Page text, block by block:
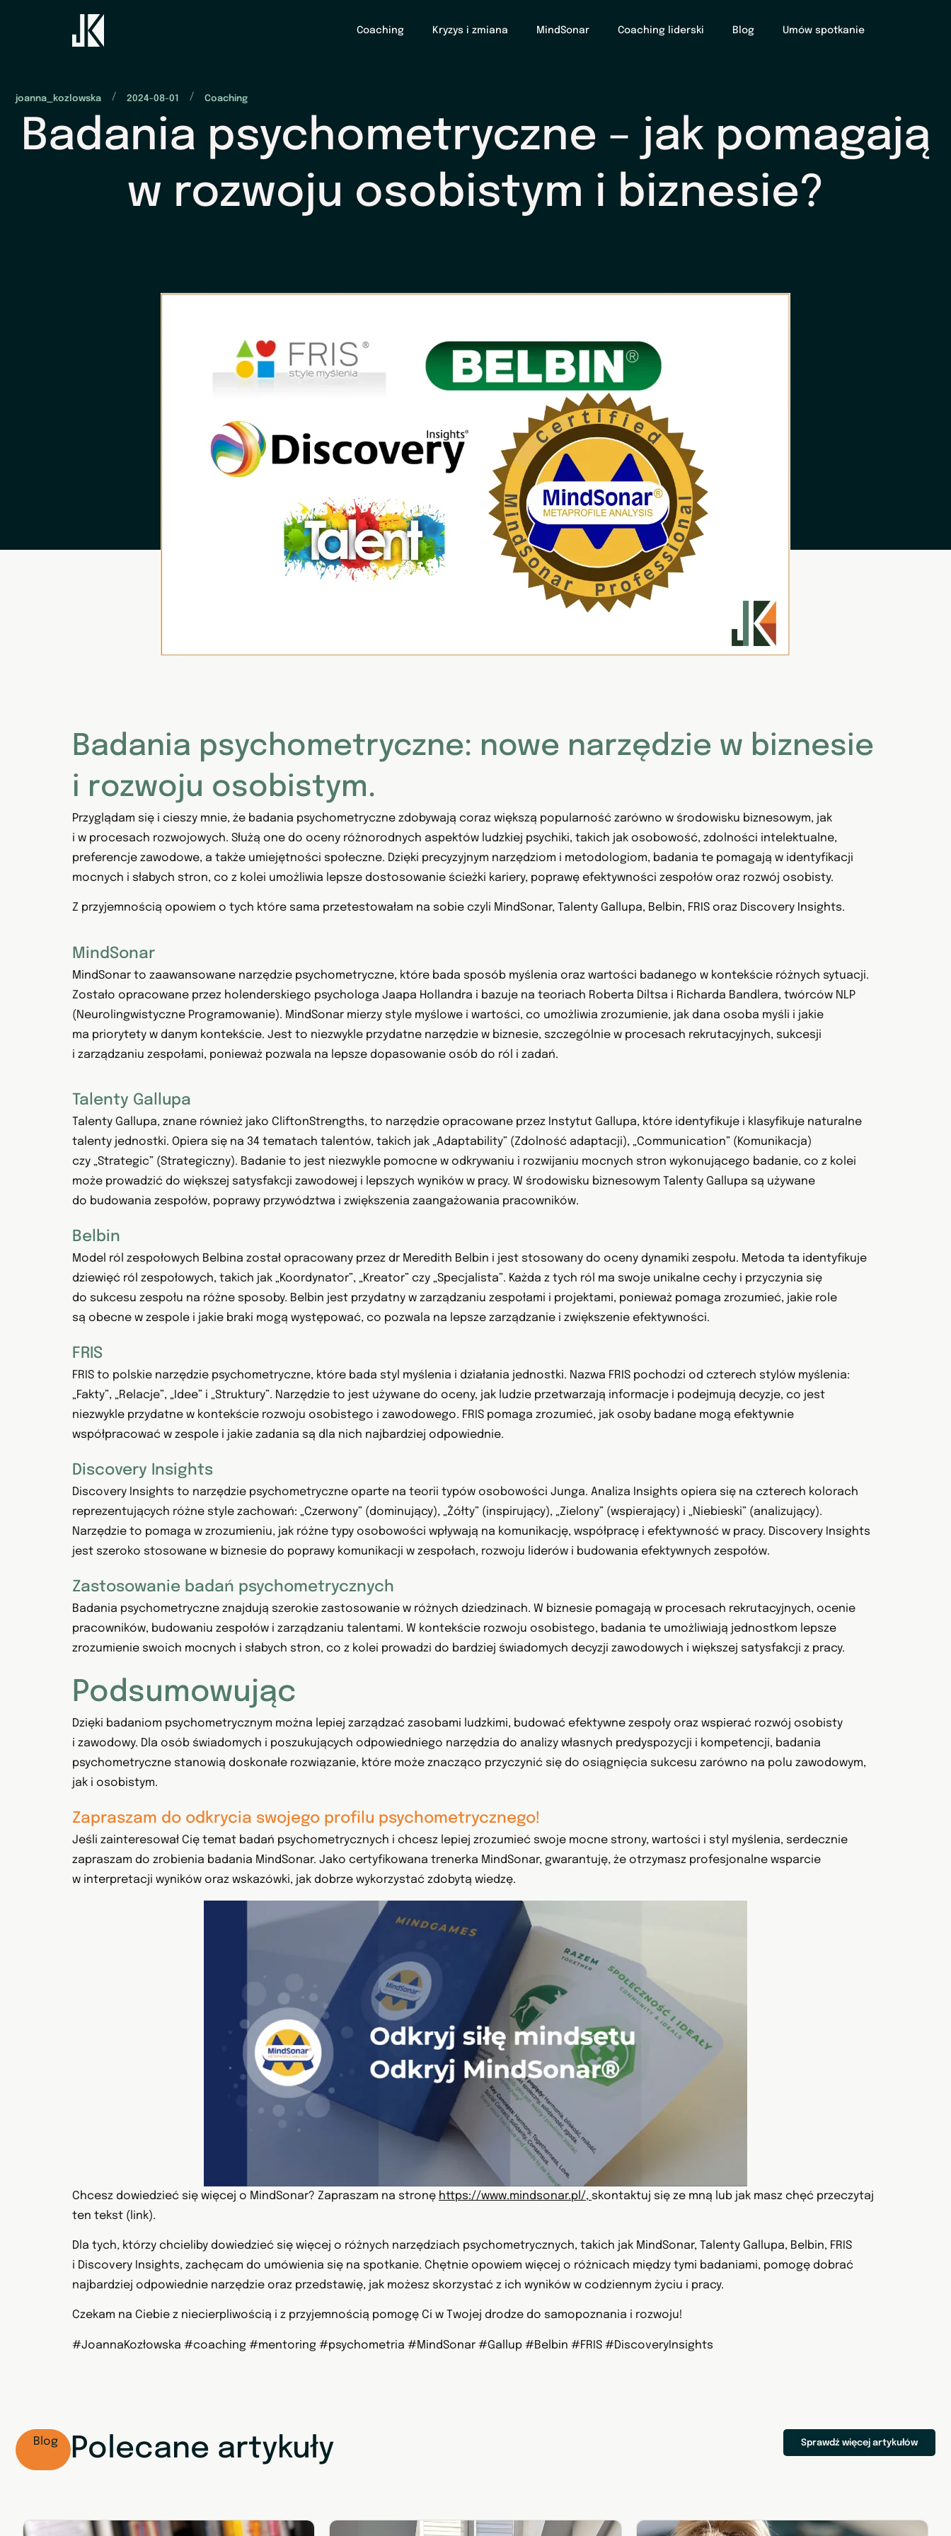
Coaching Kryzys i zmiana MindSonar Coaching liderski Blog Umów spotkanie
joanna_kozlowska / 2024-08-01 / Coaching
Badania psychometryczne – jak pomagają
w rozwoju osobistym i biznesie?
Badania psychometryczne: nowe narzędzie w biznesie
i rozwoju osobistym.
Przyglądam się i cieszy mnie, że badania psychometryczne zdobywają coraz większą popularność zarówno w środowisku biznesowym, jak
i w procesach rozwojowych. Służą one do oceny różnorodnych aspektów ludzkiej psychiki, takich jak osobowość, zdolności intelektualne,
preferencje zawodowe, a także umiejętności społeczne. Dzięki precyzyjnym narzędziom i metodologiom, badania te pomagają w identyfikacji
mocnych i słabych stron, co z kolei umożliwia lepsze dostosowanie ścieżki kariery, poprawę efektywności zespołów oraz rozwój osobisty.
Z przyjemnością opowiem o tych które sama przetestowałam na sobie czyli MindSonar, Talenty Gallupa, Belbin, FRIS oraz Discovery Insights.
MindSonar
MindSonar to zaawansowane narzędzie psychometryczne, które bada sposób myślenia oraz wartości badanego w kontekście różnych sytuacji.
Zostało opracowane przez holenderskiego psychologa Jaapa Hollandra i bazuje na teoriach Roberta Diltsa i Richarda Bandlera, twórców NLP
(Neurolingwistyczne Programowanie). MindSonar mierzy style myślowe i wartości, co umożliwia zrozumienie, jak dana osoba myśli i jakie
ma priorytety w danym kontekście. Jest to niezwykle przydatne narzędzie w biznesie, szczególnie w procesach rekrutacyjnych, sukcesji
i zarządzaniu zespołami, ponieważ pozwala na lepsze dopasowanie osób do ról i zadań.
Talenty Gallupa
Talenty Gallupa, znane również jako CliftonStrengths, to narzędzie opracowane przez Instytut Gallupa, które identyfikuje i klasyfikuje naturalne
talenty jednostki. Opiera się na 34 tematach talentów, takich jak „Adaptability” (Zdolność adaptacji), „Communication” (Komunikacja)
czy „Strategic” (Strategiczny). Badanie to jest niezwykle pomocne w odkrywaniu i rozwijaniu mocnych stron wykonującego badanie, co z kolei
może prowadzić do większej satysfakcji zawodowej i lepszych wyników w pracy. W środowisku biznesowym Talenty Gallupa są używane
do budowania zespołów, poprawy przywództwa i zwiększenia zaangażowania pracowników.
Belbin
Model ról zespołowych Belbina został opracowany przez dr Meredith Belbin i jest stosowany do oceny dynamiki zespołu. Metoda ta identyfikuje
dziewięć ról zespołowych, takich jak „Koordynator”, „Kreator” czy „Specjalista”. Każda z tych ról ma swoje unikalne cechy i przyczynia się
do sukcesu zespołu na różne sposoby. Belbin jest przydatny w zarządzaniu zespołami i projektami, ponieważ pomaga zrozumieć, jakie role
są obecne w zespole i jakie braki mogą występować, co pozwala na lepsze zarządzanie i zwiększenie efektywności.
FRIS
FRIS to polskie narzędzie psychometryczne, które bada styl myślenia i działania jednostki. Nazwa FRIS pochodzi od czterech stylów myślenia:
„Fakty”, „Relacje”, „Idee” i „Struktury”. Narzędzie to jest używane do oceny, jak ludzie przetwarzają informacje i podejmują decyzje, co jest
niezwykle przydatne w kontekście rozwoju osobistego i zawodowego. FRIS pomaga zrozumieć, jak osoby badane mogą efektywnie
współpracować w zespole i jakie zadania są dla nich najbardziej odpowiednie.
Discovery Insights
Discovery Insights to narzędzie psychometryczne oparte na teorii typów osobowości Junga. Analiza Insights opiera się na czterech kolorach
reprezentujących różne style zachowań: „Czerwony” (dominujący), „Żółty” (inspirujący), „Zielony” (wspierający) i „Niebieski” (analizujący).
Narzędzie to pomaga w zrozumieniu, jak różne typy osobowości wpływają na komunikację, współpracę i efektywność w pracy. Discovery Insights
jest szeroko stosowane w biznesie do poprawy komunikacji w zespołach, rozwoju liderów i budowania efektywnych zespołów.
Zastosowanie badań psychometrycznych
Badania psychometryczne znajdują szerokie zastosowanie w różnych dziedzinach. W biznesie pomagają w procesach rekrutacyjnych, ocenie
pracowników, budowaniu zespołów i zarządzaniu talentami. W kontekście rozwoju osobistego, badania te umożliwiają jednostkom lepsze
zrozumienie swoich mocnych i słabych stron, co z kolei prowadzi do bardziej świadomych decyzji zawodowych i większej satysfakcji z pracy.
Podsumowując
Dzięki badaniom psychometrycznym można lepiej zarządzać zasobami ludzkimi, budować efektywne zespoły oraz wspierać rozwój osobisty
i zawodowy. Dla osób świadomych i poszukujących odpowiedniego narzędzia do analizy własnych predyspozycji i kompetencji, badania
psychometryczne stanowią doskonałe rozwiązanie, które może znacząco przyczynić się do osiągnięcia sukcesu zarówno na polu zawodowym,
jak i osobistym.
Zapraszam do odkrycia swojego profilu psychometrycznego!
Jeśli zainteresował Cię temat badań psychometrycznych i chcesz lepiej zrozumieć swoje mocne strony, wartości i styl myślenia, serdecznie
zapraszam do zrobienia badania MindSonar. Jako certyfikowana trenerka MindSonar, gwarantuję, że otrzymasz profesjonalne wsparcie
w interpretacji wyników oraz wskazówki, jak dobrze wykorzystać zdobytą wiedzę.
Chcesz dowiedzieć się więcej o MindSonar? Zapraszam na stronę https://www.mindsonar.pl/, skontaktuj się ze mną lub jak masz chęć przeczytaj
ten tekst (link).
Dla tych, którzy chcieliby dowiedzieć się więcej o różnych narzędziach psychometrycznych, takich jak MindSonar, Talenty Gallupa, Belbin, FRIS
i Discovery Insights, zachęcam do umówienia się na spotkanie. Chętnie opowiem więcej o różnicach między tymi badaniami, pomogę dobrać
najbardziej odpowiednie narzędzie oraz przedstawię, jak możesz skorzystać z ich wyników w codziennym życiu i pracy.
Czekam na Ciebie z niecierpliwością i z przyjemnością pomogę Ci w Twojej drodze do samopoznania i rozwoju!
#JoannaKozłowska #coaching #mentoring #psychometria #MindSonar #Gallup #Belbin #FRIS #DiscoveryInsights
Blog Polecane artykuły Sprawdź więcej artykułów